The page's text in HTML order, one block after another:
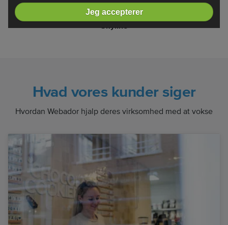
Skyline
Hvad vores kunder siger
Hvordan Webador hjalp deres virksomhed med at vokse
Jeg accepterer